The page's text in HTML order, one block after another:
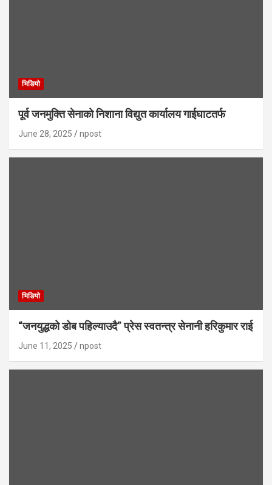
भिडियाे
पूर्व जनमुक्ति सेनाको निशाना विद्युत कार्यालय गाईघाटतर्फ
June 28, 2025 npost
भिडियाे
“जनयुद्धको डोब पहिल्याउदै” प्रेस स्वतन्त्र सेनानी हरिकुमार राई
June 11, 2025 npost